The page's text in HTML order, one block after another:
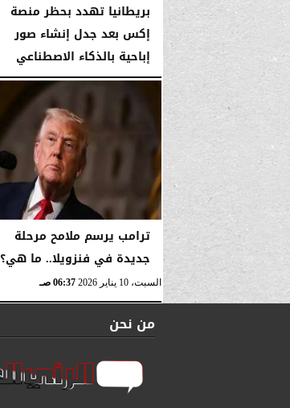
بريطانيا تهدد بحظر منصة
إكس بعد جدل إنشاء صور
إباحية بالذكاء الاصطناعي
السبت، 10 يناير 2026 11:40 صـ
ترامب يرسم ملامح مرحلة
جديدة في فنزويلا.. ما هي؟
السبت، 10 يناير 2026 06:37 صـ
من نحن